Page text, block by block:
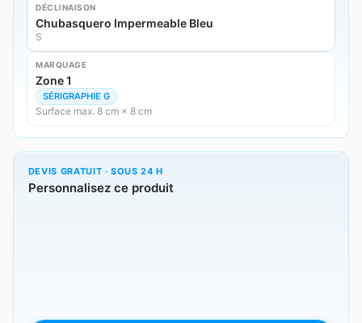
DÉCLINAISON
Chubasquero Impermeable Bleu
S
MARQUAGE
Zone 1
SÉRIGRAPHIE G
Surface max. 8 cm × 8 cm
DEVIS GRATUIT · SOUS 24 H
Personnalisez ce produit